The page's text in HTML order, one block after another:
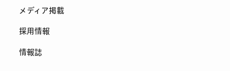
メディア掲載
採用情報
情報誌